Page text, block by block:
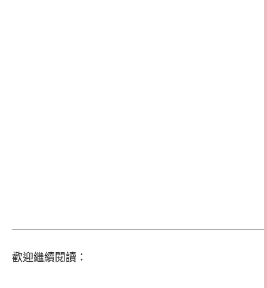
歡迎繼續閱讀：